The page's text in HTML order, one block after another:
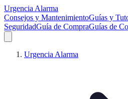
Urgencia Alarma
Consejos y MantenimientoGuías y
SeguridadGuía de CompraGuías de
Urgencia Alarma